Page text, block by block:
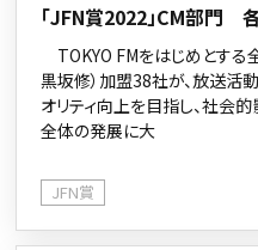
「JFN賞2022」CM部門
TOKYO FMをはじめとする
黒坂修）加盟38社が、放送活
オリティ向上を目指し、社会
全体の発展に大
JFN賞